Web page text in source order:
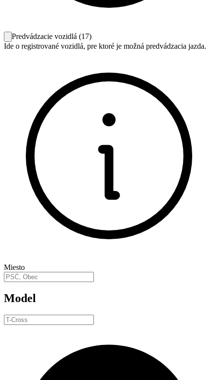
Predvádzacie vozidlá (17)
Ide o registrované vozidlá, pre ktoré je možná predvádzacia jazda.
Miesto
Model